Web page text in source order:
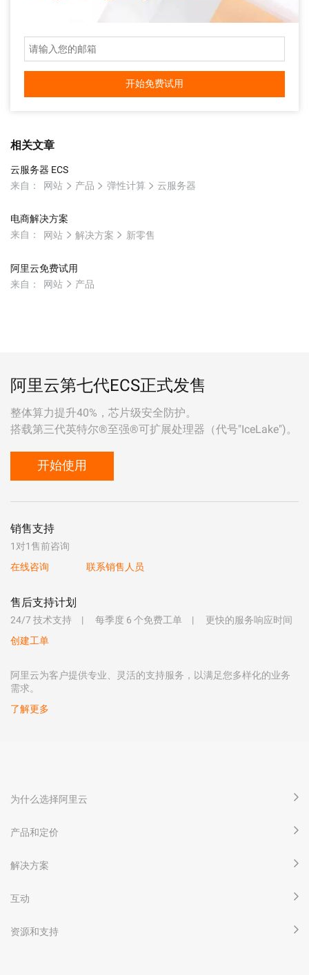
开始免费试用
相关文章
云服务器 ECS
来自：
网站 产品 弹性计算 云服务器
电商解决方案
来自：
网站 解决方案 新零售
阿里云免费试用
来自：
网站 产品
阿里云第七代ECS正式发售
整体算力提升40%，芯片级安全防护。
搭载第三代英特尔®至强®可扩展处理器（代号"IceLake")。
开始使用
销售支持
1对1售前咨询
在线咨询
联系销售人员
售后支持计划
24/7 技术支持 每季度 6 个免费工单
更快的服务响应时间
创建工单
阿里云为客户提供专业、灵活的支持服务，以满足您多样化的业务
需求。
了解更多
为什么选择阿里云
产品和定价
解决方案
互动
资源和支持